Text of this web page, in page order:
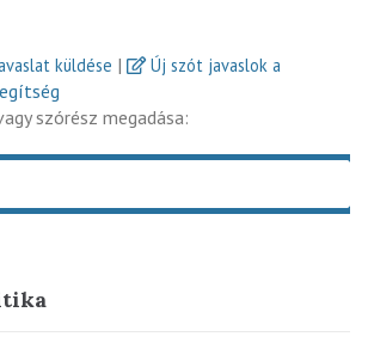
küldése |
Új szót javaslok a
szórész megadása: